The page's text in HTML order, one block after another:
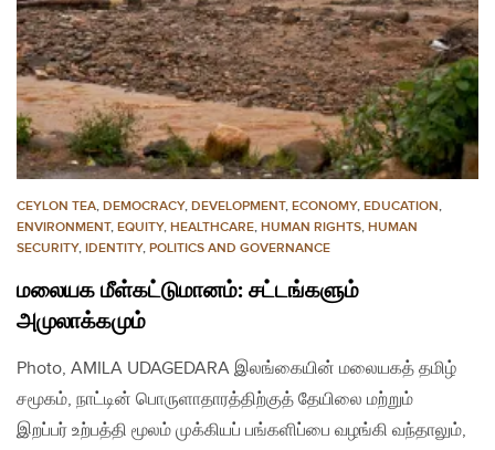
CEYLON TEA, DEMOCRACY, DEVELOPMENT, ECONOMY, EDUCATION,
ENVIRONMENT, EQUITY, HEALTHCARE, HUMAN RIGHTS, HUMAN
SECURITY, IDENTITY, POLITICS AND GOVERNANCE
மலையக மீள்கட்டுமானம்: சட்டங்களும்
அமுலாக்கமும்
Photo, AMILA UDAGEDARA இலங்கையின் மலையகத் தமிழ்
சமூகம், நாட்டின் பொருளாதாரத்திற்குத் தேயிலை மற்றும்
இறப்பர் உற்பத்தி மூலம் முக்கியப் பங்களிப்பை வழங்கி வந்தாலும்,